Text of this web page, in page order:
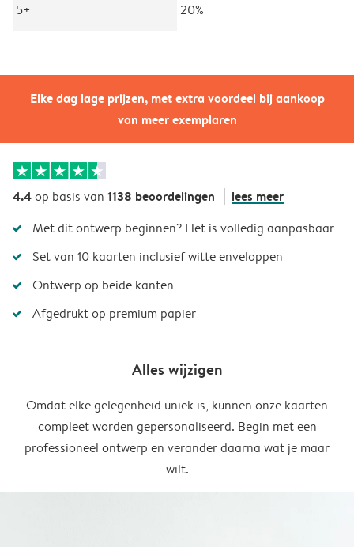
Elke dag lage prijzen, met extra voordeel bij aankoop
van meer exemplaren
5+
20%
4.4op basis van 1138 beoordelingen lees meer
Met dit ontwerp beginnen? Het is volledig aanpasbaar
Set van 10 kaarten inclusief witte enveloppen
Ontwerp op beide kanten
Afgedrukt op premium papier
Alles wijzigen
Omdat elke gelegenheid uniek is, kunnen onze kaarten
compleet worden gepersonaliseerd. Begin met een
professioneel ontwerp en verander daarna wat je maar
wilt.